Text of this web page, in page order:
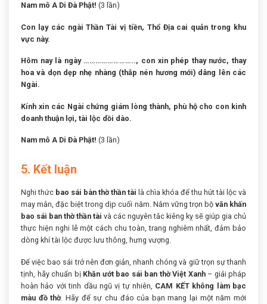
Nam mô A Di Đà Phật! (3 lần)
Con lạy các ngài Thần Tài vị tiền, Thổ Địa cai quản trong khu
vực này.
Hôm nay là ngày …………………….., con xin phép thay nước, thay
hoa và dọn dẹp nhẹ nhàng (thắp nén hương mới) dâng lên các
Ngài.
Kính xin các Ngài chứng giám lòng thành, phù hộ cho con kinh
doanh thuận lợi, tài lộc dồi dào.
Nam mô A Di Đà Phật! (3 lần)
5. Kết luận
Nghi thức bao sái bàn thờ thần tài là chìa khóa để thu hút tài lộc và
may mắn, đặc biệt trong dịp cuối năm. Nắm vững trọn bộ văn khấn
bao sái ban thờ thần tài và các nguyên tắc kiêng kỵ sẽ giúp gia chủ
thực hiện nghi lễ một cách chu toàn, trang nghiêm nhất, đảm bảo
dòng khí tài lộc được lưu thông, hưng vượng.
Để việc bao sái trở nên đơn giản, nhanh chóng và giữ trọn sự thanh
tịnh, hãy chuẩn bị Khăn ướt bao sái ban thờ Việt Xanh– giải pháp
hoàn hảo với tinh dầu ngũ vị tự nhiên, CAM KẾT không làm bạc
màu đồ thờ. Hãy để sự chu đáo của bạn mang lại một năm mới